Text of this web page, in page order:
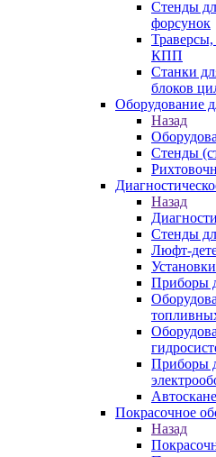
Стенды
форсунок
Траверсы,
КПП
Станки
блоков
Оборудование
Назад
Стенды
Назад
Стенды
Люфт-
Приборы
Приборы
Покрасочное
Назад